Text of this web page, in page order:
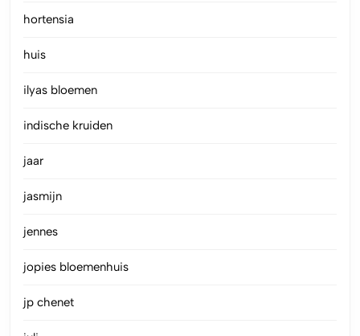
hortensia
huis
ilyas bloemen
indische kruiden
jaar
jasmijn
jennes
jopies bloemenhuis
jp chenet